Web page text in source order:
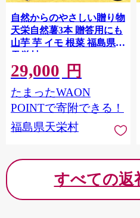
自然からのやさしい贈り物
天栄自然薯3本 贈答用にも
山芋 芋 イモ 根菜 福島県
天栄村 F21T-463
29,000 円
たまったWAON
POINTで寄附できる！
福島県天栄村
すべての返